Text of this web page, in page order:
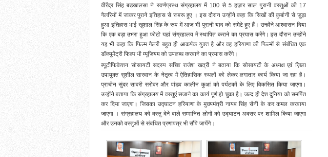
वीरेंद्र सिंह बड़खालसा ने स्वर्णप्रस्थ संग्रहालय में 100 से 5 हज़ार साल पुरानी वस्तुओं की 17
गैलरियों में जाकर पुराने इतिहास से रूबरू हुए । इस दौरान उन्होंने कहा कि सिखों की कुर्बानी से जुड़ा
हुआ इतिहास भाई खुशाल सिंह के रूप में आज भी पुरानी याद को समेटे हुए हैं। उन्होंने आश्वासन दिया
कि एक बड़ा उभरा हुआ फोटो यहां संग्रहालय में स्थापित कराने का प्रयास करेंगे। इस दौरान उन्होंने
यह भी कहा कि फिल्म गैलरी बहुत ही आकर्षक युक्त है और वह हरियाणा की फिल्मों से संबंधित एक
डॉक्यूमेंट्री फिल्म भी म्यूजियम को उपलब्ध करवाने का प्रयास करेंगे।
ब्यूटीफिकेशन सोसायटी सदस्य सचिव राजेश खत्री ने बताया कि सोसायटी के अध्यक्ष एवं ज़िला
उपायुक्त सुशील सारवान के नेतृत्व में ऐतिहासिक स्थलों को लेकर लगातार कार्य किया जा रहा है।
प्राचीन सुंदर सावरी सरोवर और पांडव कालीन कुआं को पर्यटकों के लिए विकसित किया जाएगा।
उन्होंने बताया कि संग्रहालय में वस्तुएं सजाने का कार्य पूर्ण हो चुका है। जल्द ही देश दुनिया को समर्पित
कर दिया जाएगा। जिसका उद्घाटन हरियाणा के मुख्यमंत्री नायब सिंह सैनी के कर कमल करवाया
जाएगा । संग्रहालय को वस्तु देने वाले सम्मानित लोगों को उद्घाटन अवसर पर शामिल किया जाएगा
और उनको वस्तुओं से संबधित प्रणापत्र भी सौंपे जायेंगे।